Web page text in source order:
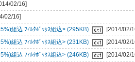
02/16]
02/16]
組込 ﾌｨﾙﾀﾎﾞｯｸｽ組込> (295KB)
[2014/02/
組込 ﾌｨﾙﾀﾎﾞｯｸｽ組込> (231KB)
[2014/02/
組込 ﾌｨﾙﾀﾎﾞｯｸｽ組込> (246KB)
[2014/02/